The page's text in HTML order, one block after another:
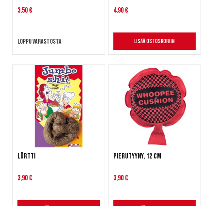
3,50 €
Loppu varastosta
4,90 €
Lisää ostoskoriin
Lörtti
3,90 €
Pierutyyny, 12 cm
3,90 €